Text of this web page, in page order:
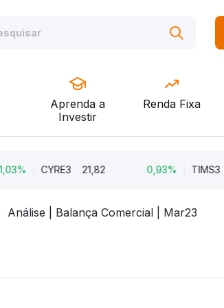
Aprenda a
Investir
Renda Fixa
CYRE3 21,82 0,93% TIMS3 18,86
Análise | Balança Comercial | Mar23